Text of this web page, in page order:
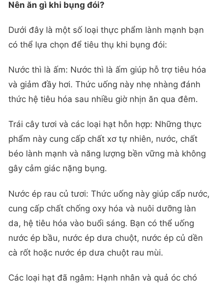
Nên ăn gì khi bụng đói?
Dưới đây là một số loại thực phẩm lành mạnh bạn
có thể lựa chọn để tiêu thụ khi bụng đói:
Nước thì là ấm: Nước thì là ấm giúp hỗ trợ tiêu hóa
và giảm đầy hơi. Thức uống này nhẹ nhàng đánh
thức hệ tiêu hóa sau nhiều giờ nhịn ăn qua đêm.
Trái cây tươi và các loại hạt hỗn hợp: Những thực
phẩm này cung cấp chất xơ tự nhiên, nước, chất
béo lành mạnh và năng lượng bền vững mà không
gây cảm giác nặng bụng.
Nước ép rau củ tươi: Thức uống này giúp cấp nước,
cung cấp chất chống oxy hóa và nuôi dưỡng làn
da, hệ tiêu hóa vào buổi sáng. Bạn có thể uống
nước ép bầu, nước ép dưa chuột, nước ép củ dền
cà rốt hoặc nước ép dưa chuột rau mùi.
Các loại hạt đã ngâm: Hạnh nhân và quả óc chó